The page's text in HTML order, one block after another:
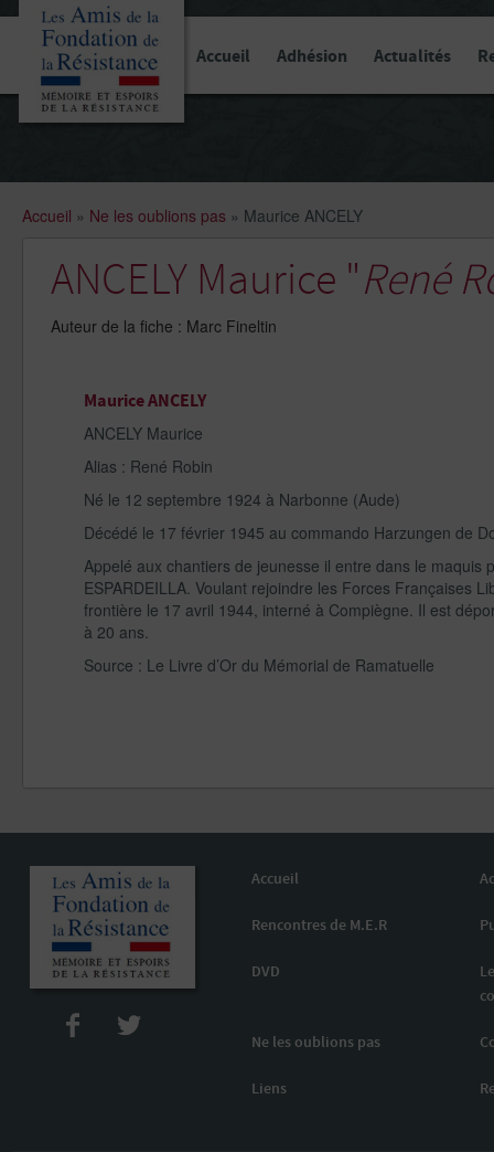
Accueil Adhésion Actualités
Accueil » Ne les oublions pas » Maurice ANCELY
ANCELY Maurice "René
Auteur de la fiche : Marc Fineltin
Maurice ANCELY
ANCELY Maurice
Alias : René Robin
Né le 12 septembre 1924 à Narbonne (Aude)
Décédé le 17 février 1945 au commando Harzungen de
Appelé aux chantiers de jeunesse il entre dans le
ESPARDEILLA. Voulant rejoindre les Forces Françaises
frontière le 17 avril 1944, interné à Compiègne. Il est
à 20 ans.
Source : Le Livre d’Or du Mémorial de Ramatuelle
Accueil
Rencontres de M.E.R
DVD
Ne les oublions pas
Liens
Panneau de gestion des cookies